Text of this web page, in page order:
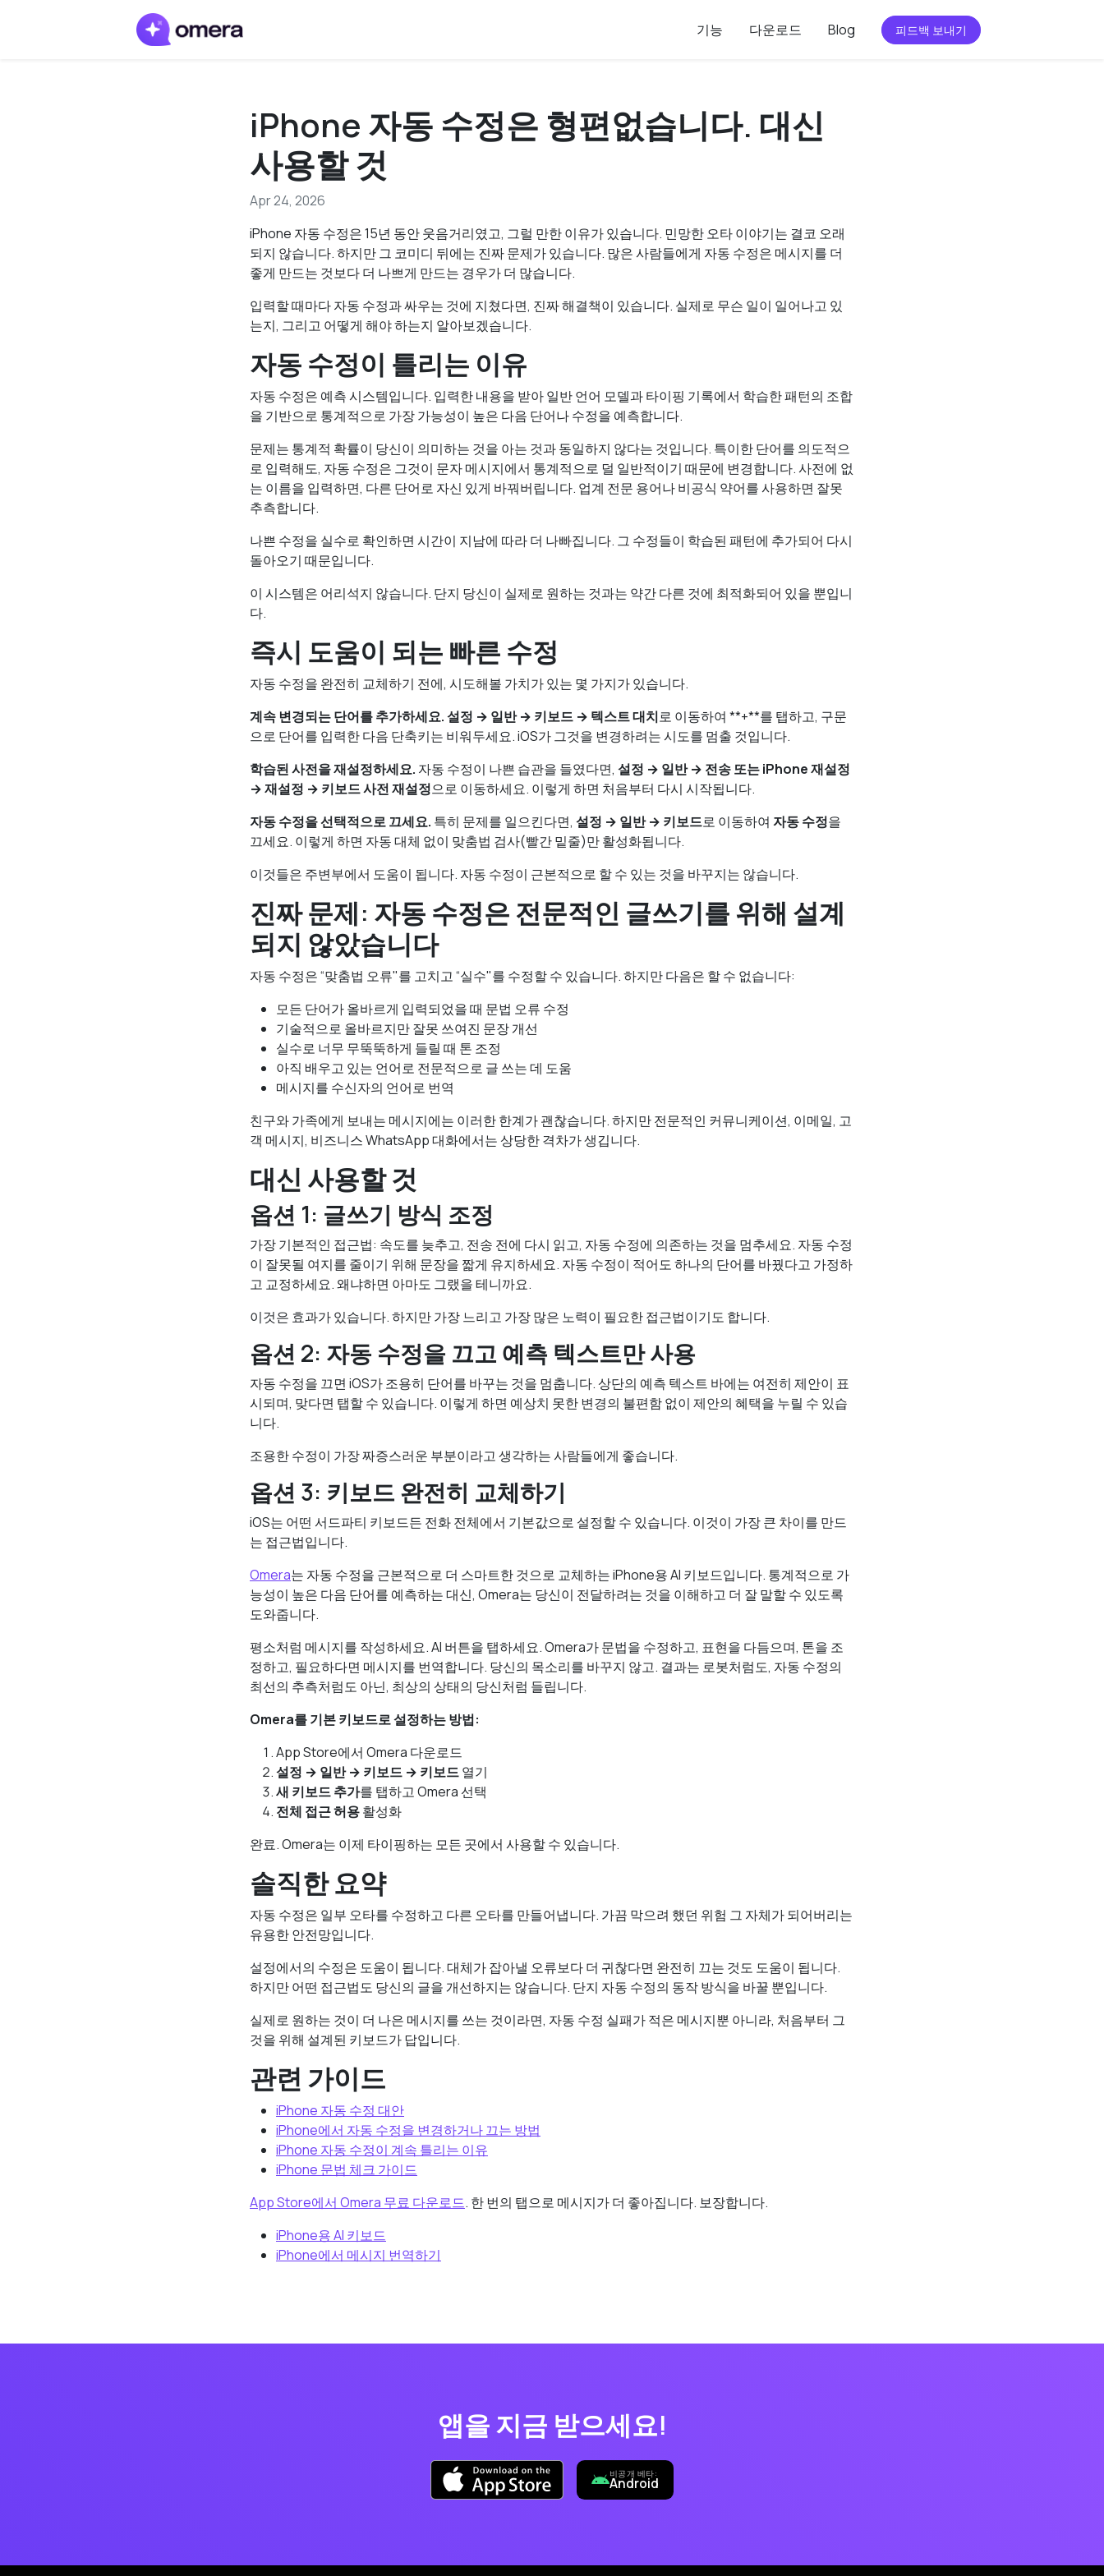
기능 다운로드 Blog 피드백 보내기
iPhone 자동 수정은 형편없습니다. 대신
사용할 것
Apr 24, 2026
iPhone 자동 수정은 15년 동안 웃음거리였고, 그럴 만한 이유가 있습니다. 민망한 오타 이야기는 결코 오래
되지 않습니다. 하지만 그 코미디 뒤에는 진짜 문제가 있습니다. 많은 사람들에게 자동 수정은 메시지를 더
좋게 만드는 것보다 더 나쁘게 만드는 경우가 더 많습니다.
입력할 때마다 자동 수정과 싸우는 것에 지쳤다면, 진짜 해결책이 있습니다. 실제로 무슨 일이 일어나고 있
는지, 그리고 어떻게 해야 하는지 알아보겠습니다.
자동 수정이 틀리는 이유
자동 수정은 예측 시스템입니다. 입력한 내용을 받아 일반 언어 모델과 타이핑 기록에서 학습한 패턴의 조합
을 기반으로 통계적으로 가장 가능성이 높은 다음 단어나 수정을 예측합니다.
문제는 통계적 확률이 당신이 의미하는 것을 아는 것과 동일하지 않다는 것입니다. 특이한 단어를 의도적으
로 입력해도, 자동 수정은 그것이 문자 메시지에서 통계적으로 덜 일반적이기 때문에 변경합니다. 사전에 없
는 이름을 입력하면, 다른 단어로 자신 있게 바꿔버립니다. 업계 전문 용어나 비공식 약어를 사용하면 잘못
추측합니다.
나쁜 수정을 실수로 확인하면 시간이 지남에 따라 더 나빠집니다. 그 수정들이 학습된 패턴에 추가되어 다시
돌아오기 때문입니다.
이 시스템은 어리석지 않습니다. 단지 당신이 실제로 원하는 것과는 약간 다른 것에 최적화되어 있을 뿐입니
다.
즉시 도움이 되는 빠른 수정
자동 수정을 완전히 교체하기 전에, 시도해볼 가치가 있는 몇 가지가 있습니다.
계속 변경되는 단어를 추가하세요.설정 → 일반 → 키보드 → 텍스트 대치로 이동하여 **+**를 탭하고, 구문
으로 단어를 입력한 다음 단축키는 비워두세요. iOS가 그것을 변경하려는 시도를 멈출 것입니다.
학습된 사전을 재설정하세요. 자동 수정이 나쁜 습관을 들였다면, 설정 → 일반 → 전송 또는 iPhone 재설정
→ 재설정 → 키보드 사전 재설정으로 이동하세요. 이렇게 하면 처음부터 다시 시작됩니다.
자동 수정을 선택적으로 끄세요. 특히 문제를 일으킨다면, 설정 → 일반 → 키보드로 이동하여 자동 수정을
끄세요. 이렇게 하면 자동 대체 없이 맞춤법 검사(빨간 밑줄)만 활성화됩니다.
이것들은 주변부에서 도움이 됩니다. 자동 수정이 근본적으로 할 수 있는 것을 바꾸지는 않습니다.
진짜 문제: 자동 수정은 전문적인 글쓰기를 위해 설계
되지 않았습니다
자동 수정은 “맞춤법 오류"를 고치고 “실수"를 수정할 수 있습니다. 하지만 다음은 할 수 없습니다:
모든 단어가 올바르게 입력되었을 때 문법 오류 수정
기술적으로 올바르지만 잘못 쓰여진 문장 개선
실수로 너무 무뚝뚝하게 들릴 때 톤 조정
아직 배우고 있는 언어로 전문적으로 글 쓰는 데 도움
메시지를 수신자의 언어로 번역
친구와 가족에게 보내는 메시지에는 이러한 한계가 괜찮습니다. 하지만 전문적인 커뮤니케이션, 이메일, 고
객 메시지, 비즈니스 WhatsApp 대화에서는 상당한 격차가 생깁니다.
대신 사용할 것
옵션 1: 글쓰기 방식 조정
가장 기본적인 접근법: 속도를 늦추고, 전송 전에 다시 읽고, 자동 수정에 의존하는 것을 멈추세요. 자동 수정
이 잘못될 여지를 줄이기 위해 문장을 짧게 유지하세요. 자동 수정이 적어도 하나의 단어를 바꿨다고 가정하
고 교정하세요. 왜냐하면 아마도 그랬을 테니까요.
이것은 효과가 있습니다. 하지만 가장 느리고 가장 많은 노력이 필요한 접근법이기도 합니다.
옵션 2: 자동 수정을 끄고 예측 텍스트만 사용
자동 수정을 끄면 iOS가 조용히 단어를 바꾸는 것을 멈춥니다. 상단의 예측 텍스트 바에는 여전히 제안이 표
시되며, 맞다면 탭할 수 있습니다. 이렇게 하면 예상치 못한 변경의 불편함 없이 제안의 혜택을 누릴 수 있습
니다.
조용한 수정이 가장 짜증스러운 부분이라고 생각하는 사람들에게 좋습니다.
옵션 3: 키보드 완전히 교체하기
iOS는 어떤 서드파티 키보드든 전화 전체에서 기본값으로 설정할 수 있습니다. 이것이 가장 큰 차이를 만드
는 접근법입니다.
Omera는 자동 수정을 근본적으로 더 스마트한 것으로 교체하는 iPhone용 AI 키보드입니다. 통계적으로 가
능성이 높은 다음 단어를 예측하는 대신, Omera는 당신이 전달하려는 것을 이해하고 더 잘 말할 수 있도록
도와줍니다.
평소처럼 메시지를 작성하세요. AI 버튼을 탭하세요. Omera가 문법을 수정하고, 표현을 다듬으며, 톤을 조
정하고, 필요하다면 메시지를 번역합니다. 당신의 목소리를 바꾸지 않고. 결과는 로봇처럼도, 자동 수정의
최선의 추측처럼도 아닌, 최상의 상태의 당신처럼 들립니다.
Omera를 기본 키보드로 설정하는 방법:
App Store에서 Omera 다운로드
설정 → 일반 → 키보드 → 키보드열기
새 키보드 추가를 탭하고 Omera 선택
전체 접근 허용활성화
완료. Omera는 이제 타이핑하는 모든 곳에서 사용할 수 있습니다.
솔직한 요약
자동 수정은 일부 오타를 수정하고 다른 오타를 만들어냅니다. 가끔 막으려 했던 위험 그 자체가 되어버리는
유용한 안전망입니다.
설정에서의 수정은 도움이 됩니다. 대체가 잡아낼 오류보다 더 귀찮다면 완전히 끄는 것도 도움이 됩니다.
하지만 어떤 접근법도 당신의 글을 개선하지는 않습니다. 단지 자동 수정의 동작 방식을 바꿀 뿐입니다.
실제로 원하는 것이 더 나은 메시지를 쓰는 것이라면, 자동 수정 실패가 적은 메시지뿐 아니라, 처음부터 그
것을 위해 설계된 키보드가 답입니다.
관련 가이드
iPhone 자동 수정 대안
iPhone에서 자동 수정을 변경하거나 끄는 방법
iPhone 자동 수정이 계속 틀리는 이유
iPhone 문법 체크 가이드
App Store에서 Omera 무료 다운로드. 한 번의 탭으로 메시지가 더 좋아집니다. 보장합니다.
iPhone용 AI 키보드
iPhone에서 메시지 번역하기
앱을 지금 받으세요!
비공개 베타:
Android